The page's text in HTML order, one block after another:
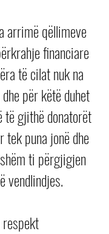
arrimë qëllimeve
financiare
të cilat nuk na
për këtë duhet
të gjithë donatorët
tek puna jonë dhe
ti përgjigjen
vendlindjes.